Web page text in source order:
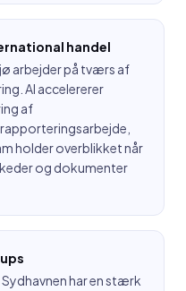
handel
arbejder på tværs af
AI accelererer
af
holder overblikket når
og dokumenter
har en stærk